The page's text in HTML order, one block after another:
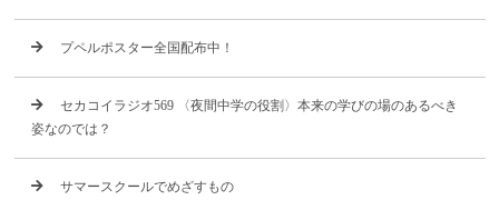
プペルポスター全国配布中！
セカコイラジオ569 〈夜間中学の役割〉本来の学びの場のあるべき
姿なのでは？
サマースクールでめざすもの